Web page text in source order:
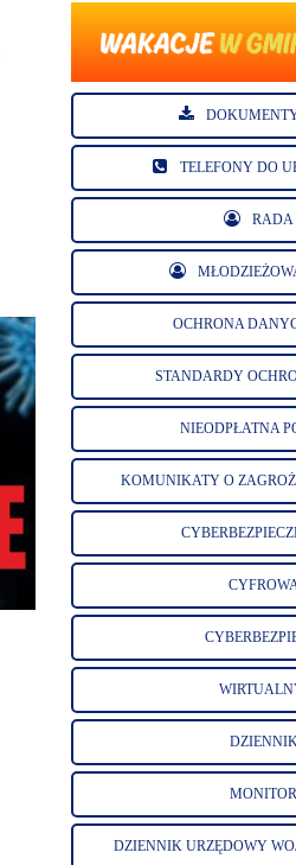
TELEFONY DO
RADA
OCHRONA
STANDARDY
NIEODPŁATNA
KOMUNIKATY O
DZIENNIK URZĘDOWY